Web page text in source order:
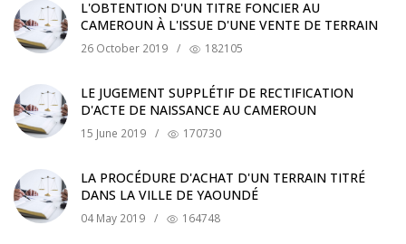
L'OBTENTION D'UN TITRE FONCIER AU
CAMEROUN À L'ISSUE D'UNE VENTE DE TERRAIN
26 October 2019 / 182105
LE JUGEMENT SUPPLÉTIF DE RECTIFICATION
D'ACTE DE NAISSANCE AU CAMEROUN
15 June 2019 / 170730
LA PROCÉDURE D'ACHAT D'UN TERRAIN TITRÉ
DANS LA VILLE DE YAOUNDÉ
04 May 2019 / 164748